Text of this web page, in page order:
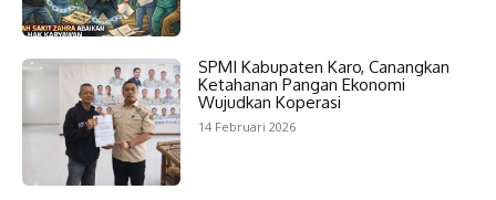
SPMI Kabupaten Karo, Canangkan
Ketahanan Pangan Ekonomi
Wujudkan Koperasi
14 Februari 2026